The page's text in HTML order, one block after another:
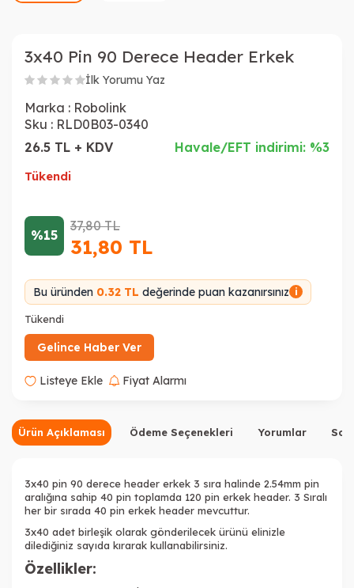
3x40 Pin 90 Derece Header Erkek
İlk Yorumu Yaz
Marka : Robolink
Sku : RLD0B03-0340
26.5 TL + KDV
Havale/EFT indirimi: %3
Tükendi
%15
37,80TL
31,80 TL
Bu üründen 0.32 TL değerinde puan kazanırsınız i
Tükendi
Gelince Haber Ver
Listeye Ekle Fiyat Alarmı
Ürün Açıklaması Ödeme Seçenekleri Yorumlar
3x40 pin 90 derece header erkek 3 sıra halinde 2.54mm pin
aralığına sahip 40 pin toplamda 120 pin erkek header. 3 Sıralı
her bir sırada 40 pin erkek header mevcuttur.
3x40 adet birleşik olarak gönderilecek ürünü elinizle
dilediğiniz sayıda kırarak kullanabilirsiniz.
Özellikler: